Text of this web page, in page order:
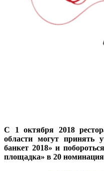
С 1 октября 2018
области могут принять
банкет 2018» и
площадка» в 20